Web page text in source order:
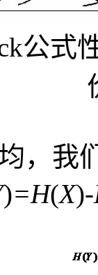
公式
，我
)=H(X)